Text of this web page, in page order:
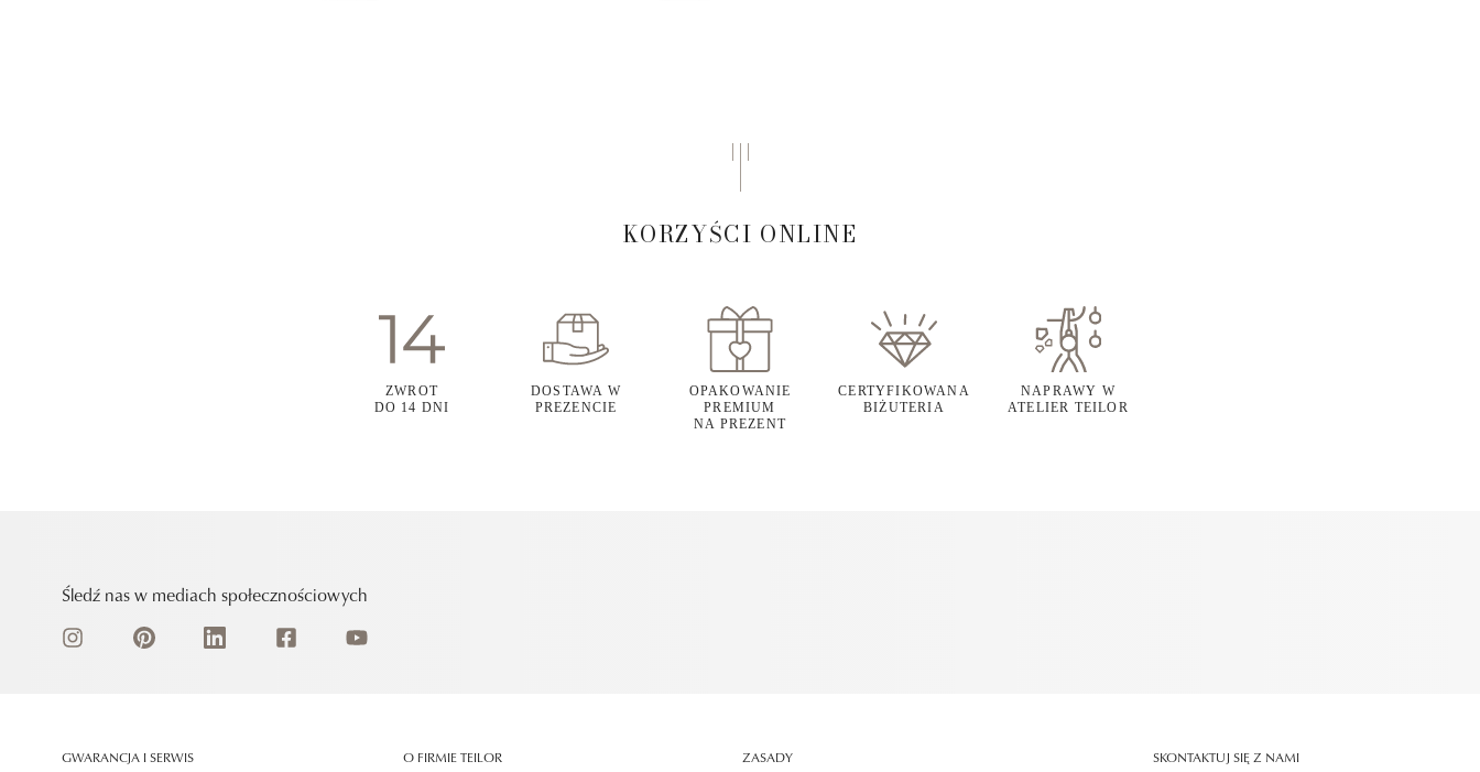
KORZYŚCI ONLINE
ZWROT
DO 14 DNI
DOSTAWA W
PREZENCIE
OPAKOWANIE
PREMIUM
NA PREZENT
CERTYFIKOWANA
BIŻUTERIA
NAPRAWY W
ATELIER TEILOR
Śledź nas w mediach społecznościowych
GWARANCJA I SERWIS O FIRMIE TEILOR ZASADY SKONTAKTUJ SIĘ Z NAMI